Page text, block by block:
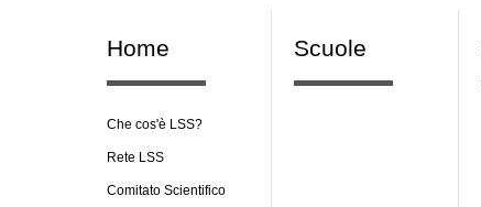
Home
Che cos'è LSS?
Rete LSS
Comitato Scientifico
Scuole